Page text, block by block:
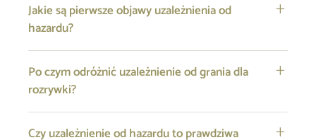
Jakie są pierwsze objawy uzależnienia od
hazardu?
Po czym odróżnić uzależnienie od grania dla
rozrywki?
Czy uzależnienie od hazardu to prawdziwa